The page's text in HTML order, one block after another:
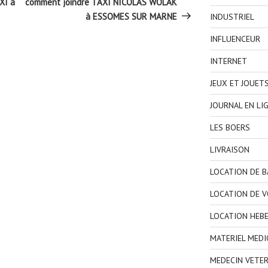
à ESSOMES SUR MARNE
INDUSTRIEL
INFLUENCEUR
INTERNET
JEUX ET JOUETS
JOURNAL EN
LES BOERS
LIVRAISON
LOCATION DE
LOCATION DE
LOCATION
MATERIEL
MEDECIN